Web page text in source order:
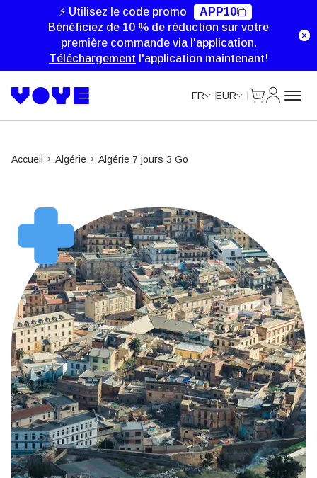
⚡ Utilisez le code promo
APP10
Bénéficiez de 10 % de réduction sur votre
première commande via l'application.
Téléchargement l'application maintenant!
FR EUR
Accueil Algérie Algérie 7 jours 3 Go